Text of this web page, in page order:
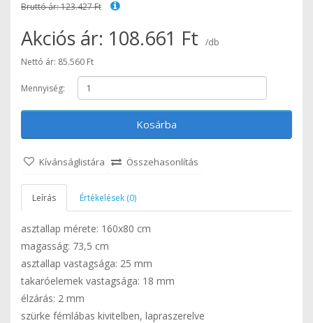
Bruttó ár: 123.427 Ft
Akciós ár: 108.661 Ft
/db
Nettó ár: 85.560 Ft
Mennyiség:
Kosárba
Kívánságlistára Összehasonlítás
Leírás Értékelések (0)
asztallap mérete: 160x80 cm
magasság: 73,5 cm
asztallap vastagsága: 25 mm
takaróelemek vastagsága: 18 mm
élzárás: 2 mm
szürke fémlábas kivitelben, lapraszerelve